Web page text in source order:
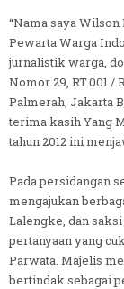
“Nama saya
Pewarta Warga
jurnalistik warga,
Nomor 29, RT.001 /
Palmerah, Jakarta
terima kasih Yang
tahun 2012 ini
Pada persidangan
mengajukan
Lalengke, dan
pertanyaan yang
Parwata. Majelis
bertindak sebagai